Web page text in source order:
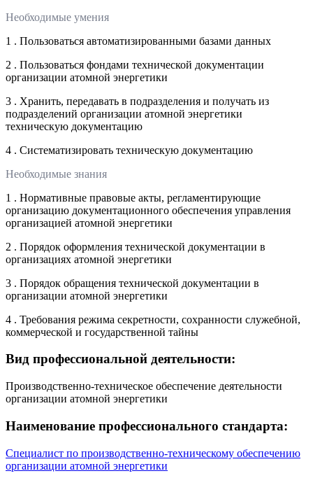
Необходимые умения
1 . Пользоваться автоматизированными базами данных
2 . Пользоваться фондами технической документации
организации атомной энергетики
3 . Хранить, передавать в подразделения и получать из
подразделений организации атомной энергетики
техническую документацию
4 . Систематизировать техническую документацию
Необходимые знания
1 . Нормативные правовые акты, регламентирующие
организацию документационного обеспечения управления
организацией атомной энергетики
2 . Порядок оформления технической документации в
организациях атомной энергетики
3 . Порядок обращения технической документации в
организации атомной энергетики
4 . Требования режима секретности, сохранности служебной,
коммерческой и государственной тайны
Вид профессиональной деятельности:
Производственно-техническое обеспечение деятельности
организации атомной энергетики
Наименование профессионального стандарта:
Специалист по производственно-техническому обеспечению
организации атомной энергетики